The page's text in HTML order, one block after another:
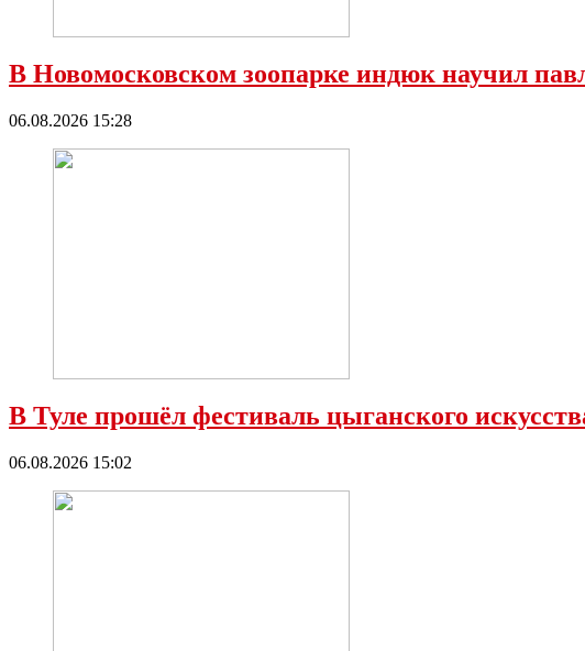
В Новомосковском зоопарке индюк научил
06.08.2026 15:28
В Туле прошёл фестиваль цыганского
06.08.2026 15:02